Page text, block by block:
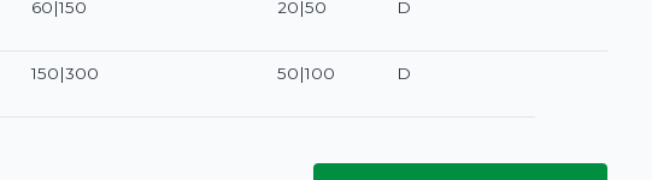
60|150 20|50 D
150|300 50|100 D